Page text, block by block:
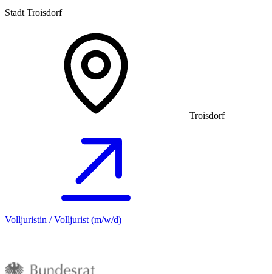
Stadt Troisdorf
Troisdorf
Volljuristin / Volljurist (m/w/d)